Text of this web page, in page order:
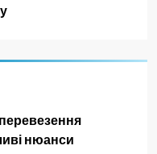
нюанси